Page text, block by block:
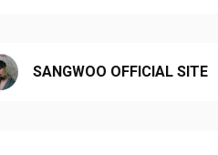
SANGWOO OFFICIAL SITE